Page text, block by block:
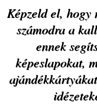
Képzeld el, hogy
számodra a
ennek
képeslapokat,